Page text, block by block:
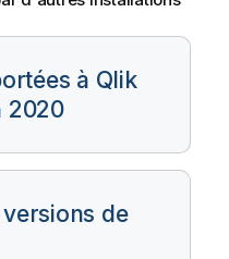
à Qlik
2020
de